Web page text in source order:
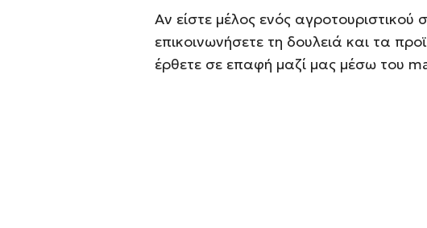
Αν είστε μέλος ενός αγροτουριστικού
επικοινωνήσετε τη δουλειά και τα
έρθετε σε επαφή μαζί μας μέσω του